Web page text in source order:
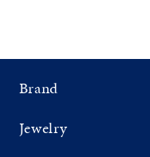
Brand
Jewelry